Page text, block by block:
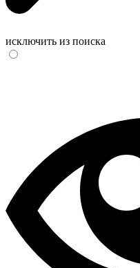
исключить из поиска